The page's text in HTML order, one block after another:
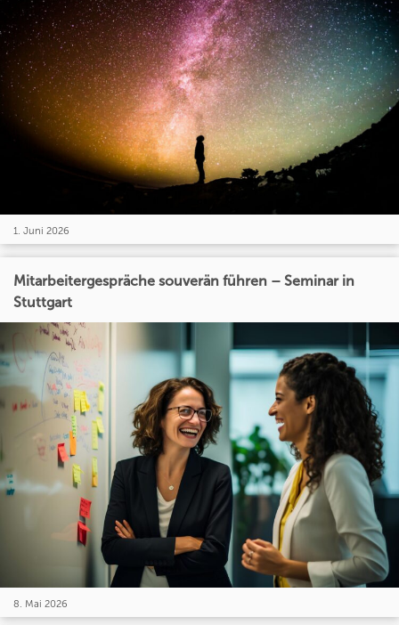
1. Juni 2026
Mitarbeitergespräche souverän führen – Seminar in
Stuttgart
8. Mai 2026